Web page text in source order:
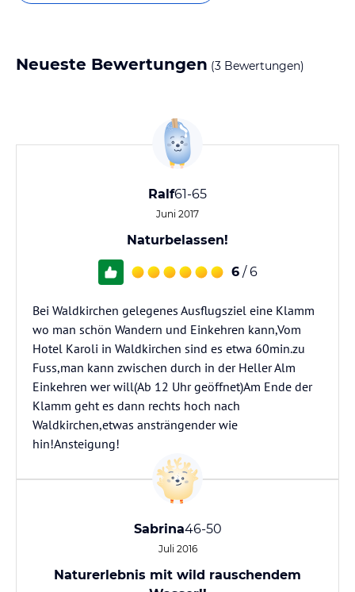
Neueste Bewertungen (3 Bewertungen)
Ralf61-65
Juni 2017
Naturbelassen!
6 / 6
Bei Waldkirchen gelegenes Ausflugsziel eine Klamm
wo man schön Wandern und Einkehren kann,Vom
Hotel Karoli in Waldkirchen sind es etwa 60min.zu
Fuss,man kann zwischen durch in der Heller Alm
Einkehren wer will(Ab 12 Uhr geöffnet)Am Ende der
Klamm geht es dann rechts hoch nach
Waldkirchen,etwas ansträngender wie
hin!Ansteigung!
Sabrina46-50
Juli 2016
Naturerlebnis mit wild rauschendem